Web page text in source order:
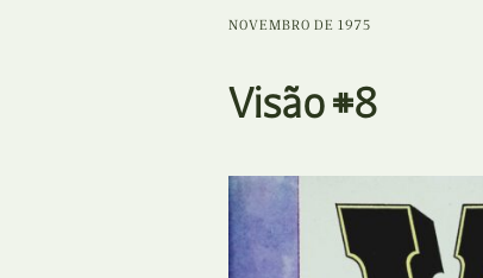
NOVEMBRO DE 1975
Visão #8